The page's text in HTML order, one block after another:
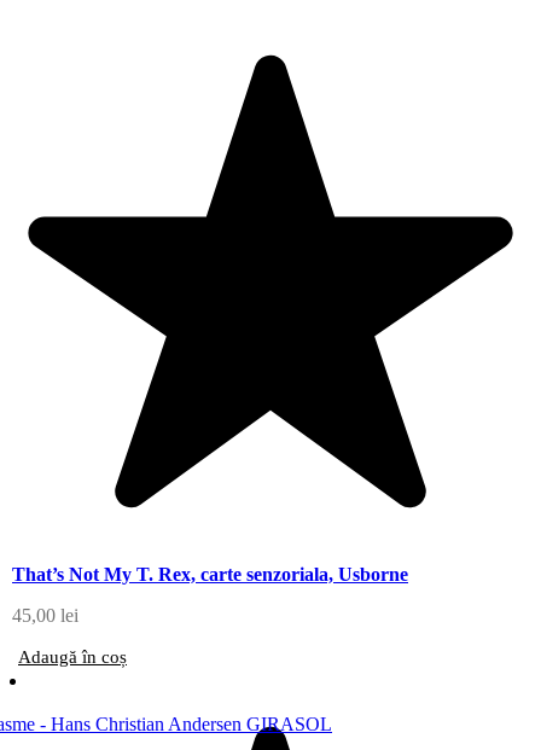
That’s Not My T. Rex, carte senzoriala, Usborne
45,00 lei
Adaugă în coș